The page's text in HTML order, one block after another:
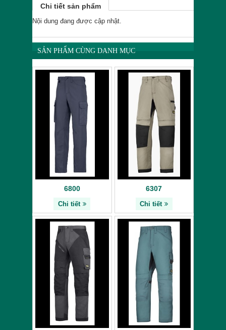
Chi tiết sản phẩm
Nội dung đang được cập nhật.
SẢN PHẨM CÙNG DANH MỤC
6800
Chi tiết
6307
Chi tiết